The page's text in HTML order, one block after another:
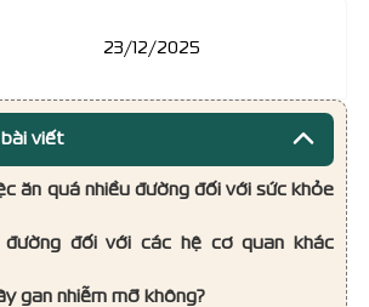
23/12/2025
viết
ăn quá nhiều đường đối với sức khỏe
đối với các hệ cơ quan khác
gan nhiễm mỡ không?